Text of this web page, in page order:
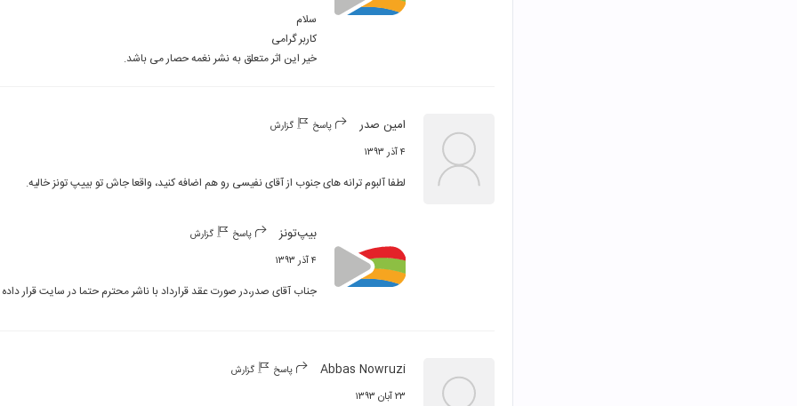
خیر این اثر متعلق به نشر نغمه حصار می باشد.
امین صدر پاسخ گزارش
۴ آذر ۱۳۹۳
لطفا آلبوم ترانه های جنوب از آقای نفیسی رو هم اضافه کنید، واقعا جاش تو بییپ تونز خالیه.
بیپ‌تونز پاسخ گزارش
۴ آذر ۱۳۹۳
جناب آقای صدر،در صورت عقد قرارداد با ناشر محترم حتما در سایت قرار
Abbas Nowruzi پاسخ گزارش
۲۳ آبان ۱۳۹۳